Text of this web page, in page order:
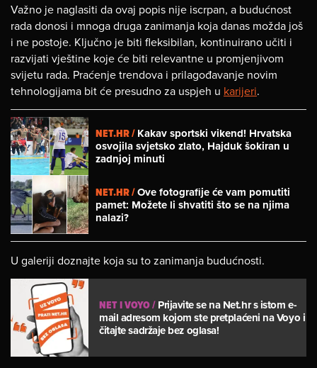
Važno je naglasiti da ovaj popis nije iscrpan, a budućnost
rada donosi i mnoga druga zanimanja koja danas možda još
i ne postoje. Ključno je biti fleksibilan, kontinuirano učiti i
razvijati vještine koje će biti relevantne u promjenjivom
svijetu rada. Praćenje trendova i prilagođavanje novim
tehnologijama bit će presudno za uspjeh u karijeri.
NET.HR /Kakav sportski vikend! Hrvatska
osvojila svjetsko zlato, Hajduk šokiran u
zadnjoj minuti
NET.HR /Ove fotografije će vam pomutiti
pamet: Možete li shvatiti što se na njima
nalazi?
U galeriji doznajte koja su to zanimanja budućnosti.
NET I VOYO/Prijavite se na Net.hr s istom e-
mail adresom kojom ste pretplaćeni na Voyo i
čitajte sadržaje bez oglasa!